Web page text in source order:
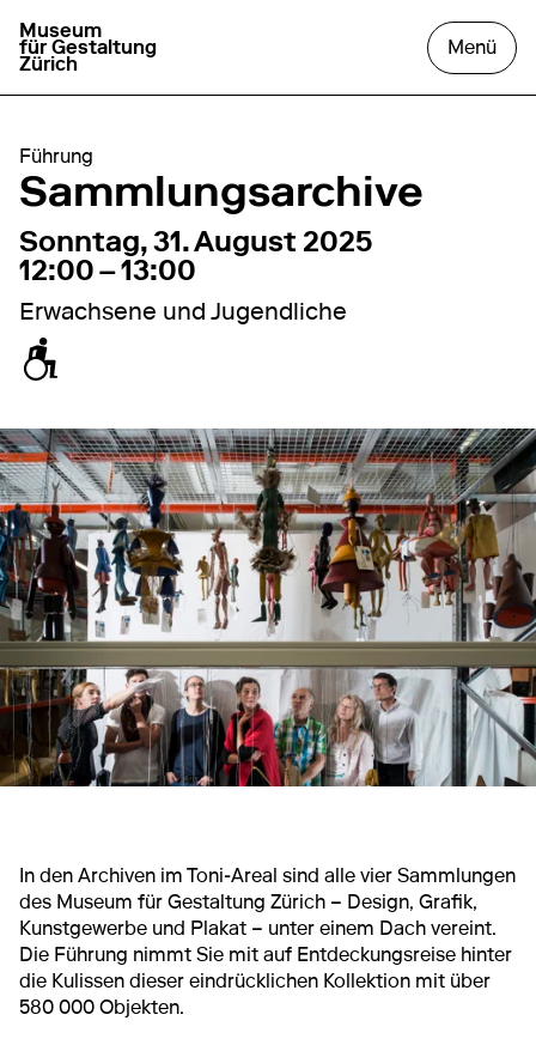
zur Startseite gehen
Museum
für Gestaltung
Zürich
Menüdas
Führung
Sammlungsarchive
31. August 202512:00 – 13:00
Sonntag, 31. August 2025
12:00 – 13:00
Erwachsene und Jugendliche
In den Archiven im Toni-Areal sind alle vier Sammlungen
des Museum für Gestaltung Zürich – Design, Grafik,
Kunstgewerbe und Plakat – unter einem Dach vereint.
Die Führung nimmt Sie mit auf Entdeckungsreise hinter
die Kulissen dieser eindrücklichen Kollektion mit über
580 000 Objekten.